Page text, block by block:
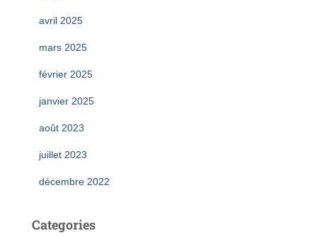
avril 2025
mars 2025
février 2025
janvier 2025
août 2023
juillet 2023
décembre 2022
Categories